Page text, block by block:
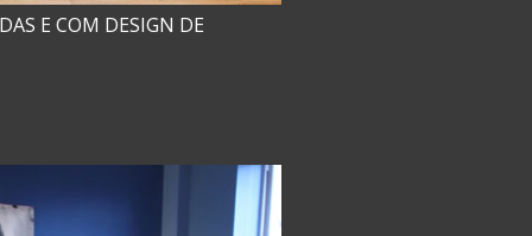
E COM DESIGN DE